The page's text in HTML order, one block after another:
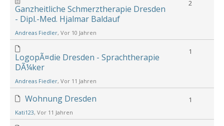
Ganzheitliche Schmerztherapie Dresden
- Dipl.-Med. Hjalmar Baldauf
Andreas Fiedler, Vor 10 Jahren
2
LogopÃ¤die Dresden - Sprachtherapie
DÃ¼ker
Andreas Fiedler, Vor 11 Jahren
1
Wohnung Dresden
Kati123, Vor 11 Jahren
1